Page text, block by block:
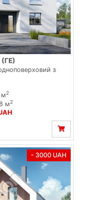
(ГЕ)
з
м2
м2
- 3000 UAH